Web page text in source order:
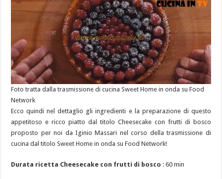
Foto tratta dalla trasmissione di cucina Sweet Home in onda su Food
Network
Ecco quindi nel dettaglio gli ingredienti e la preparazione di questo
appetitoso e ricco piatto dal titolo Cheesecake con frutti di bosco
proposto per noi da Iginio Massari nel corso della trasmissione di
cucina dal titolo Sweet Home in onda su Food Network!
Durata ricetta Cheesecake con frutti di bosco : 60 min